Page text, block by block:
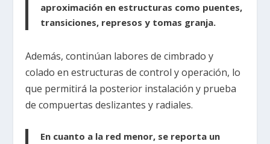
aproximación en estructuras como puentes,
transiciones, represos y tomas granja.
Además, continúan labores de cimbrado y
colado en estructuras de control y operación, lo
que permitirá la posterior instalación y prueba
de compuertas deslizantes y radiales.
En cuanto a la red menor, se reporta un